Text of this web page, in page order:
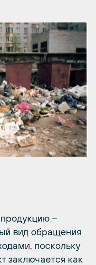
–
вид обращения
поскольку
заключается как